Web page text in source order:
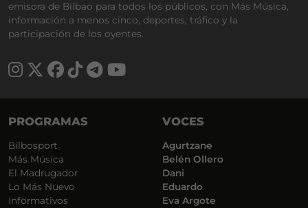
emisora de Bilbao para todos los públicos, con Más Música,
información a menos cinco, deportes, tráfico y la
participación de los oyentes.
PROGRAMAS
Bilbosport
Más Música
El Madrugador
Lo Más Nuevo
Informativos
VOCES
Agurtzane
Belén Ollero
Dani
Eduardo
Eva Argote